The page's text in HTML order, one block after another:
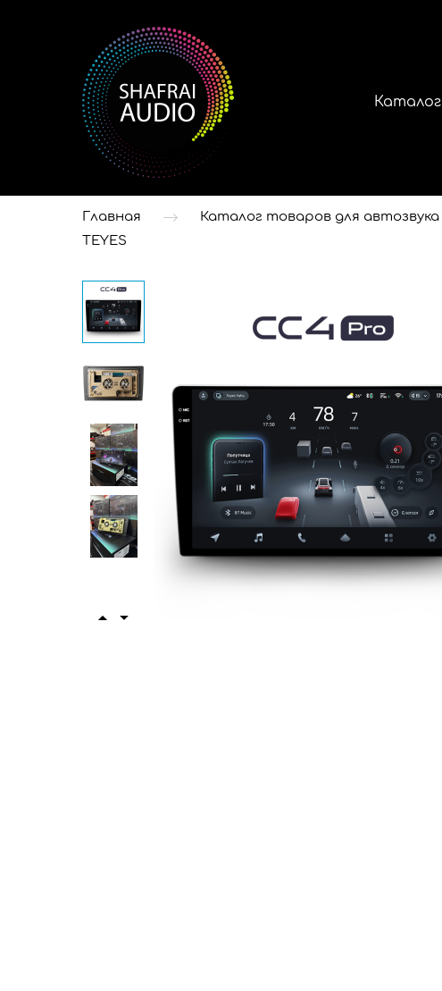
Каталог
Главная Каталог товаров для автозвука
TEYES